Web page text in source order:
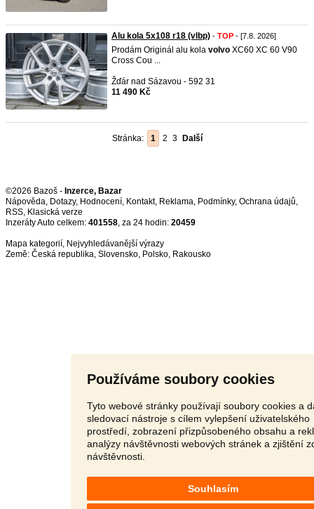
Používáme soubory cookies
Tyto webové stránky používají soubory cookies a
sledovací nástroje s cílem vylepšení uživatelského
prostředí, zobrazení přizpůsobeného obsahu a
analýzy návštěvnosti webových stránek a zjištění
návštěvnosti.
Souhlasím
Alu kola 5x108 r18 (vlbp) - TOP - [7.8. 2026]
Prodám Originál alu kola volvo XC60 XC 60 V90
Cross Cou ...
Žďár nad Sázavou - 592 31
11 490 Kč
Stránka: 1 2 3 Další
©2026 Bazoš - Inzerce, Bazar
Nápověda, Dotazy, Hodnocení, Kontakt, Reklama, Podmínky, Ochrana údajů,
RSS,
Inzeráty Auto celkem: 401558, za 24 hodin: 20459
Mapa kategorií, Nejvyhledávanější výrazy
Země: Česká republika, Slovensko, Polsko, Rakousko